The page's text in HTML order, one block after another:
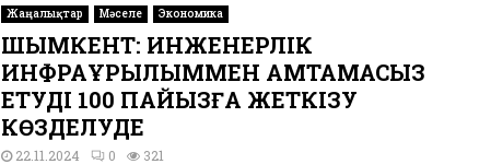
Жаңалықтар Мәселе Экономика
ШЫМКЕНТ: ИНЖЕНЕРЛІК
ИНФРАҚҰРЫЛЫММЕН ҚАМТАМАСЫЗ
ЕТУДІ 100 ПАЙЫЗҒА ЖЕТКІЗУ
КӨЗДЕЛУДЕ
22.11.2024 0 321